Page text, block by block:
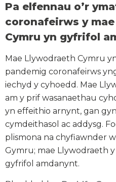
Pa elfennau o’r
coronafeirws y
Cymru yn gyfrifol
Mae Llywodraeth Cymru
pandemig coronafeirws
iechyd y cyhoedd. Mae
am y prif wasanaethau
yn effeithio arnynt, gan
cymdeithasol ac addysg.
plismona na chyfiawnder
Gymru; mae Llywodraeth
gyfrifol amdanynt.